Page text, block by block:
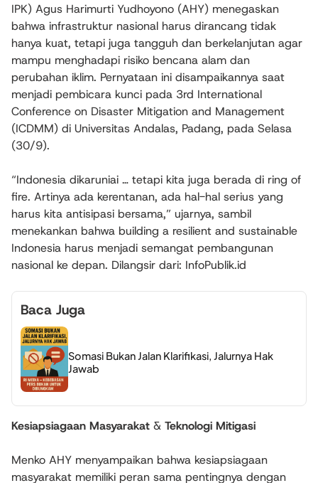
IPK) Agus Harimurti Yudhoyono (AHY) menegaskan
bahwa infrastruktur nasional harus dirancang tidak
hanya kuat, tetapi juga tangguh dan berkelanjutan agar
mampu menghadapi risiko bencana alam dan
perubahan iklim. Pernyataan ini disampaikannya saat
menjadi pembicara kunci pada 3rd International
Conference on Disaster Mitigation and Management
(ICDMM) di Universitas Andalas, Padang, pada Selasa
(30/9).
“Indonesia dikaruniai … tetapi kita juga berada di ring of
fire. Artinya ada kerentanan, ada hal-hal serius yang
harus kita antisipasi bersama,” ujarnya, sambil
menekankan bahwa building a resilient and sustainable
Indonesia harus menjadi semangat pembangunan
nasional ke depan. Dilangsir dari: InfoPublik.id
Baca Juga
Somasi Bukan Jalan Klarifikasi, Jalurnya Hak
Jawab
Kesiapsiagaan Masyarakat & Teknologi Mitigasi
Menko AHY menyampaikan bahwa kesiapsiagaan
masyarakat memiliki peran sama pentingnya dengan